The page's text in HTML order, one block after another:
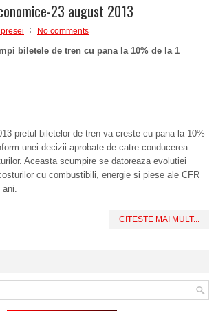
23 august 2013
No comments
biletele de tren cu pana la 10% de la 1
pretul biletelor de tren va creste cu pana la 10%
unei decizii aprobate de catre conducerea
Aceasta scumpire se datoreaza evolutiei
cu combustibili, energie si piese ale CFR
ani.
CITESTE MAI MULT...